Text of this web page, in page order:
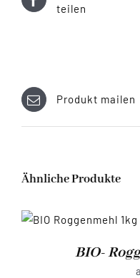
teilen
Produkt mailen
Ähnliche Produkte
BIO-